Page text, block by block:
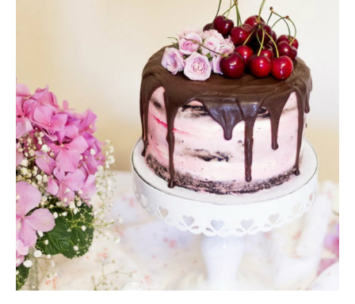
Moments of Mine
FAQ